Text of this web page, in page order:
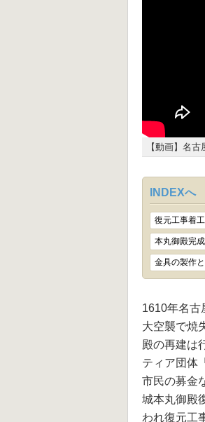
【動画】名
INDEXへ
復元工事着工
本丸御殿完
金具の製作
1610年名古
大空襲で焼
殿の再建は
ティア団体
市民の募金
城本丸御殿
われ復元工